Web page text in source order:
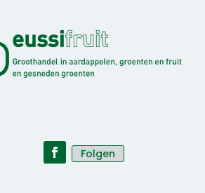
Folgen